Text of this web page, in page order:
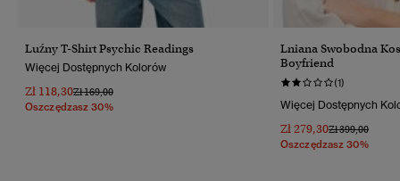
Luźny T-Shirt Psychic Readings
Więcej Dostępnych Kolorów
Zł 118,30Cena Obniżona Od
Zł 169,00Do
Oszczędzasz 30%
Lniana Swobodna
Boyfriend
(1)
Więcej Dostępnych
Zł 279,30Cena
Zł 399,00Do
Oszczędzasz 30%